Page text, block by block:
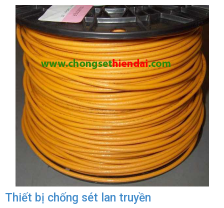
Thiết bị chống sét lan truyền